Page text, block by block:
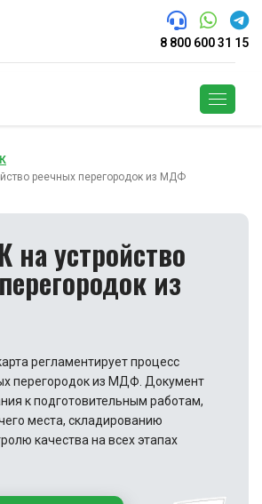
8 800 600 31 15
реечных перегородок из МДФ
на устройство
из
регламентирует процесс
перегородок из МДФ. Документ
к подготовительным работам,
места, складированию
качества на всех этапах